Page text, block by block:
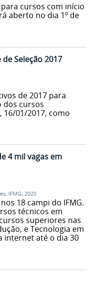
cursos com início
aberto no dia 1º de
Seleção 2017
de 2017 para
dos cursos
01/2017, como
4 mil vagas em
, IFMG, 2020
18 campi do IFMG.
técnicos em
superiores nas
e Tecnologia em
internet até o dia 30